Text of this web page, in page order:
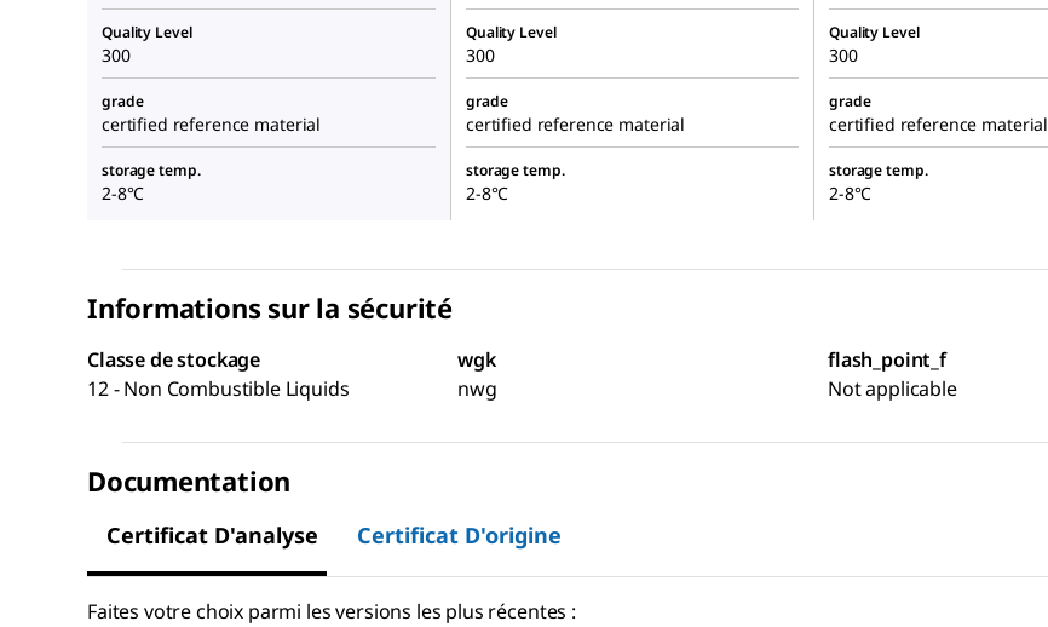
Quality Level
300
Quality Level
300
Quality Level
300
grade
certified reference material
grade
certified reference material
grade
certified reference material
storage temp.
2-8°C
storage temp.
2-8°C
storage temp.
2-8°C
Informations sur la sécurité
Classe de stockage
12 - Non Combustible Liquids
wgk
nwg
flash_point_f
Not applicable
Documentation
Certificat D'analyse Certificat D'origine
Faites votre choix parmi les versions les plus récentes :